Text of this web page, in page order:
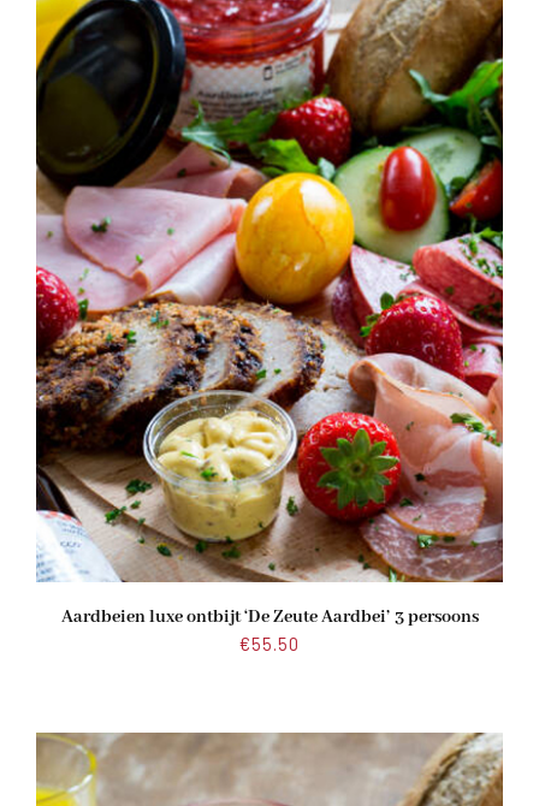
Aardbeien luxe ontbijt ‘De Zeute Aardbei’ 3 persoons
€55.50